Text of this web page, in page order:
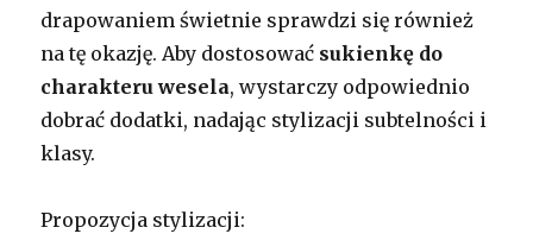
drapowaniem świetnie sprawdzi się również
na tę okazję. Aby dostosować sukienkę do
charakteru wesela, wystarczy odpowiednio
dobrać dodatki, nadając stylizacji subtelności i
klasy.
Propozycja stylizacji: